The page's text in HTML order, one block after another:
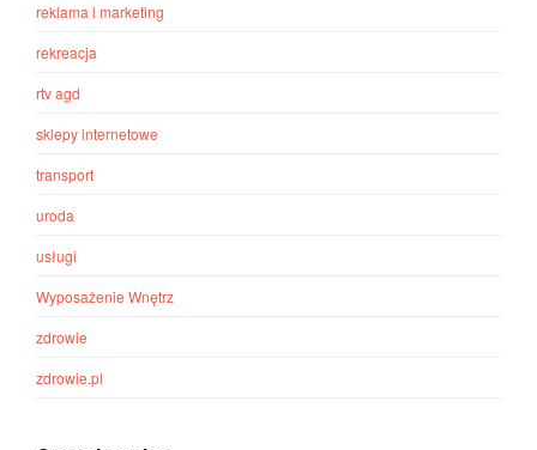
reklama i marketing
rekreacja
rtv agd
sklepy internetowe
transport
uroda
usługi
Wyposażenie Wnętrz
zdrowie
zdrowie.pl